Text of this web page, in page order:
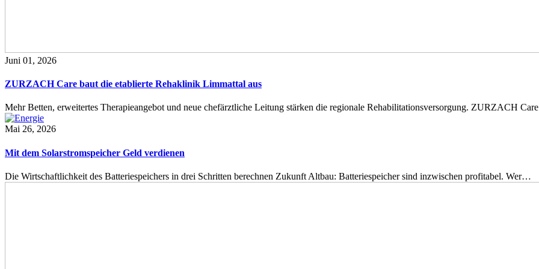
Juni 01, 2026
ZURZACH Care baut die etablierte Rehaklinik Limmattal aus
Mehr Betten, erweitertes Therapieangebot und neue chefärztliche Leitung stärken die regionale Rehabilitationsversorgung. ZURZACH
Mai 26, 2026
Mit dem Solarstromspeicher Geld verdienen
Die Wirtschaftlichkeit des Batteriespeichers in drei Schritten berechnen Zukunft Altbau: Batteriespeicher sind inzwischen profitabel. Wer…